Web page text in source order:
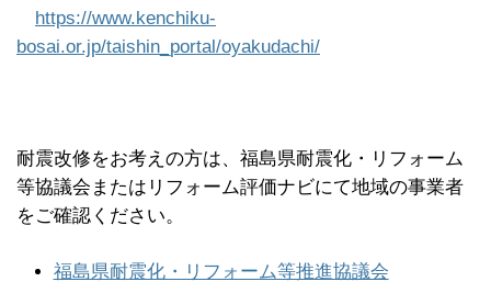
https://www.kenchiku-
bosai.or.jp/taishin_portal/oyakudachi/
耐震改修をお考えの方は、福島県耐震化・リフォーム
等協議会またはリフォーム評価ナビにて地域の事業者
をご確認ください。
福島県耐震化・リフォーム等推進協議会